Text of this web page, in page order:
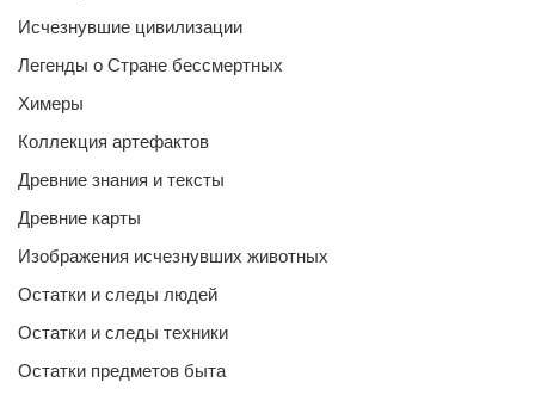
Исчезнувшие цивилизации
Легенды о Стране бессмертных
Химеры
Коллекция артефактов
Древние знания и тексты
Древние карты
Изображения исчезнувших животных
Остатки и следы людей
Остатки и следы техники
Остатки предметов быта